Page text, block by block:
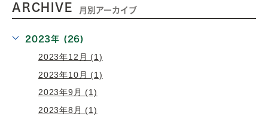
ARCHIVE 月別アーカイブ
2023年 (26)
2023年12月 (1)
2023年10月 (1)
2023年9月 (1)
2023年8月 (1)